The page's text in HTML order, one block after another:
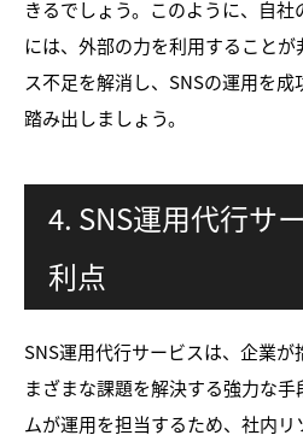
きるでしょう。このように、自
には、外部の力を利用すること
ス不足を解消し、SNSの運用を
踏み出しましょう。
4. SNS運用代行サ
利点
SNS運用代行サービスは、企業が
まざまな課題を解決する強力な
ムが運用を担当するため、社内